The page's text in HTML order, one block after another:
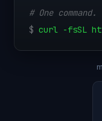
# One
$ curl -fsSL